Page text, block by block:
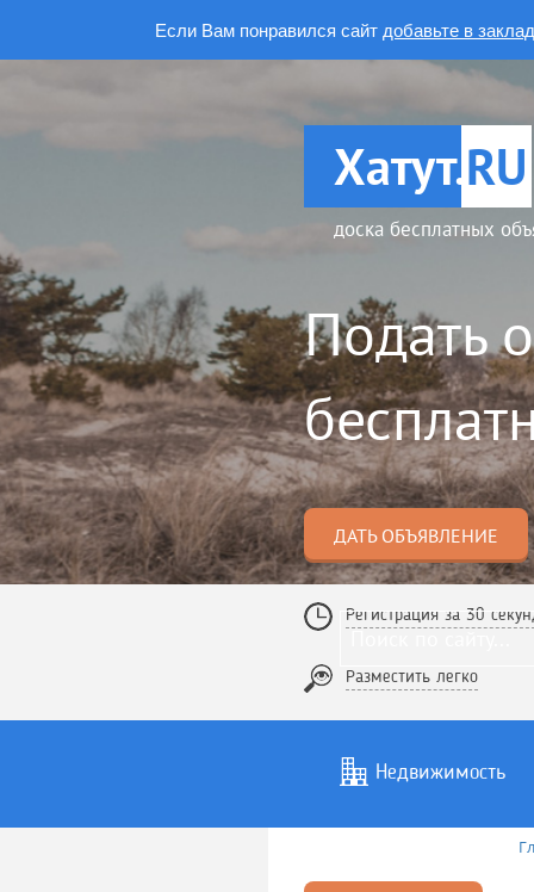
Если Вам понравился сайт добавьте в
Хатут.RU
доска бесплатных
Подать
ДАТЬ ОБЪЯВЛЕНИЕ
Регистрация за 30
Разместить легко
Недвижимость
Услуги